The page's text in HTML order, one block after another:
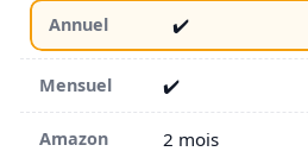
✔️
✔️
2 mois